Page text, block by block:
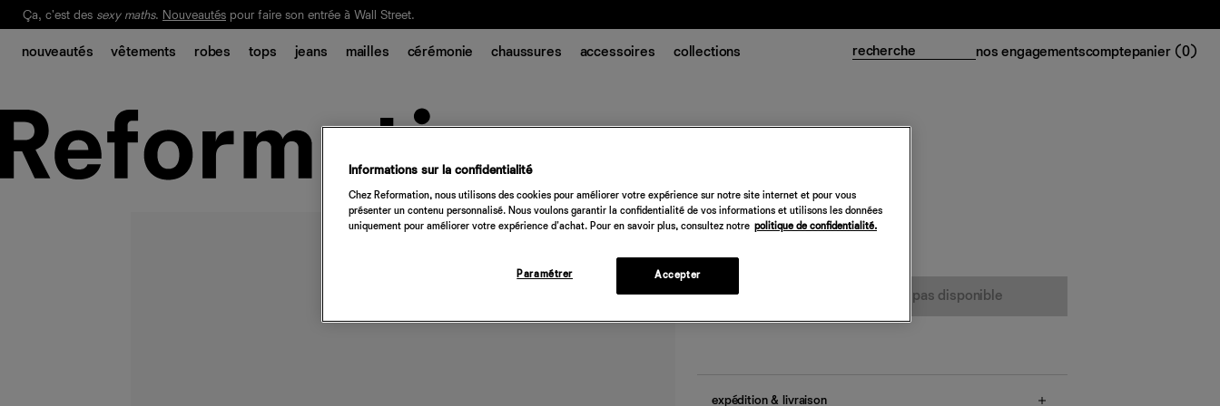
Notre Bilan Responsable 2025 est ici. Lisez-le
Ça, c'est des sexy maths. Nouveautés pour faire son entrée à Wall Street.
nouveautés vêtements robes tops jeans mailles cérémonie chaussures accessoires collections nos engagementscomptepanier (0)
Oceanside Short
Désolé, cet article n’est pas disponible
expédition & livraison
Informations sur la confidentialité
Chez Reformation, nous utilisons des cookies pour améliorer votre expérience sur notre site internet et pour vous
présenter un contenu personnalisé. Nous voulons garantir la confidentialité de vos informations et utilisons les données
uniquement pour améliorer votre expérience d'achat. Pour en savoir plus, consultez notre politique de confidentialité.
Paramétrer Accepter